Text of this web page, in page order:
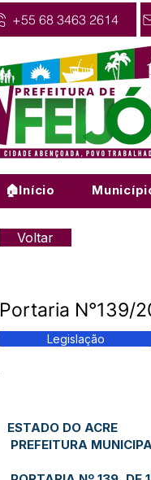
+55 68 3463 2614
🏠Início
Voltar
Portaria N°139/
Legislação
ESTADO DO ACRE
PREFEITURA